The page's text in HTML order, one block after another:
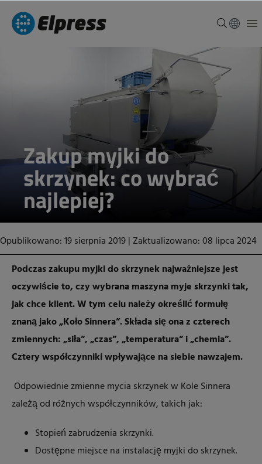
Zakup myjki do
skrzynek: co wybrać
najlepiej?
Opublikowano: 19 sierpnia 2019| Zaktualizowano: 08 lipca 2024
Podczas zakupu myjki do skrzynek najważniejsze jest
oczywiście to, czy wybrana maszyna myje skrzynki tak,
jak chce klient. W tym celu należy określić formułę
znaną jako „Koło Sinnera”. Składa się ona z czterech
zmiennych: „siła”, „czas”, „temperatura” i „chemia”.
Cztery współczynniki wpływające na siebie nawzajem.
Odpowiednie zmienne mycia skrzynek w Kole Sinnera
zależą od różnych współczynników, takich jak:
Stopień zabrudzenia skrzynki.
Dostępne miejsce na instalację myjki do skrzynek.